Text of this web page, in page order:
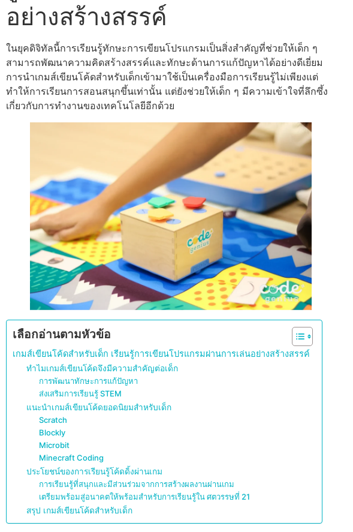
อย่างสร้างสรรค์
ในยุคดิจิทัลนี้การเรียนรู้ทักษะการเขียนโปรแกรมเป็นสิ่งสำคัญที่ช่วยให้เด็ก ๆ
สามารถพัฒนาความคิดสร้างสรรค์และทักษะด้านการแก้ปัญหาได้อย่างดีเยี่ยม
การนำเกมส์เขียนโค้ดสำหรับเด็กเข้ามาใช้เป็นเครื่องมือการเรียนรู้ไม่เพียงแต่
ทำให้การเรียนการสอนสนุกขึ้นเท่านั้น แต่ยังช่วยให้เด็ก ๆ มีความเข้าใจที่ลึกซึ้ง
เกี่ยวกับการทำงานของเทคโนโลยีอีกด้วย
เลือกอ่านตามหัวข้อ
เกมส์เขียนโค้ดสำหรับเด็ก เรียนรู้การเขียนโปรแกรมผ่านการเล่นอย่างสร้างสรรค์
ทำไมเกมส์เขียนโค้ดจึงมีความสำคัญต่อเด็ก
การพัฒนาทักษะการแก้ปัญหา
ส่งเสริมการเรียนรู้ STEM
แนะนำเกมส์เขียนโค้ดยอดนิยมสำหรับเด็ก
Scratch
Blockly
Microbit
Minecraft Coding
ประโยชน์ของการเรียนรู้โค้ดดิ้งผ่านเกม
การเรียนรู้ที่สนุกและมีส่วนร่วมจากการสร้างผลงานผ่านเกม
เตรียมพร้อมสู่อนาคตให้พร้อมสำหรับการเรียนรู้ใน ศตวรรษที่ 21
สรุป เกมส์เขียนโค้ดสำหรับเด็ก